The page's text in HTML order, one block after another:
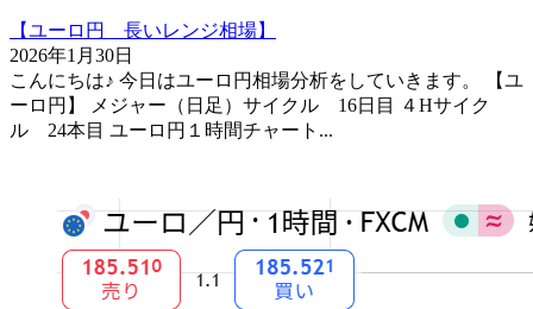
【ユーロ円 長いレンジ相場】
2026年1月30日
こんにちは♪ 今日はユーロ円相場分析をしていきます。 【ユ
ーロ円】 メジャー（日足）サイクル 16日目 ４Hサイク
ル 24本目 ユーロ円１時間チャート...